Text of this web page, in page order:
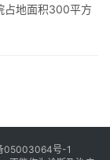
占地面积300平方
05003064号-1